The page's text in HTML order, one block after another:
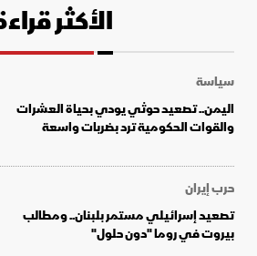
الأكثر
سياسة
اليمن.. تصعيد حوثي يودي بحياة العشرات
والقوات الحكومية ترد بضربات واسعة
حرب إيران
تصعيد إسرائيلي مستمر بلبنان.. ومطالب
بيروت في روما "دون حلول"